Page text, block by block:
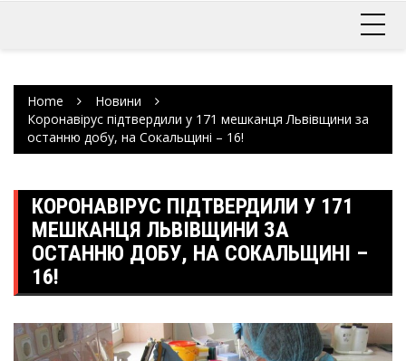
Home
Новини
Коронавірус підтвердили у 171 мешканця Львівщини за
останню добу, на Сокальщині – 16!
КОРОНАВІРУС ПІДТВЕРДИЛИ У 171
МЕШКАНЦЯ ЛЬВІВЩИНИ ЗА
ОСТАННЮ ДОБУ, НА СОКАЛЬЩИНІ –
16!